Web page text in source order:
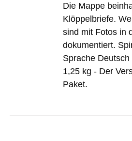
Die Mappe
Klöppelbriefe.
sind mit Fotos in
dokumentiert.
Sprache
1,25 kg - Der
Paket.